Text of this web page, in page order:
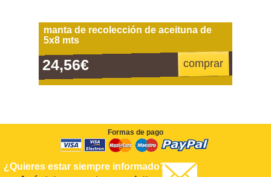
manta de recolección de aceituna de
5x8 mts
24,56€ comprar
Formas de pago
¿Quieres estar siempre informado?